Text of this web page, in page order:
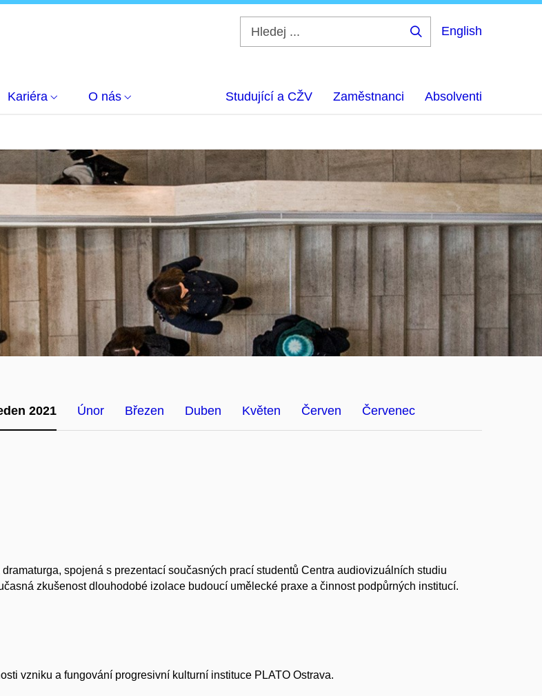
English
Kariéra O nás Studující a CŽV Zaměstnanci Absolventi
2021 Únor Březen Duben Květen Červen Červenec
spojená s prezentací současných prací studentů Centra audiovizuálních studiu
zkušenost dlouhodobé izolace budoucí umělecké praxe a činnost podpůrných institucí.
vzniku a fungování progresivní kulturní instituce PLATO Ostrava.